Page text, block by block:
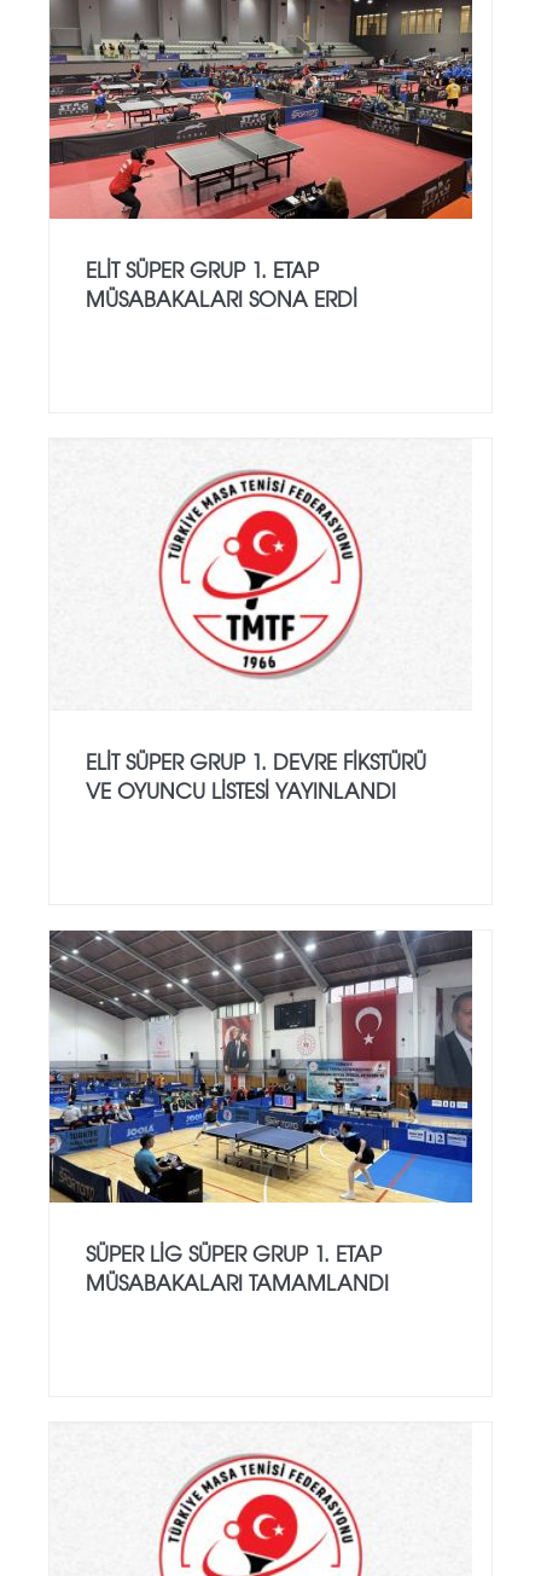
ELIT SÜPER GRUP 1. ETAP
MÜSABAKALARI SONA ERDI
ELIT SÜPER GRUP 1. DEVRE FIKSTÜRÜ
VE OYUNCU LISTESI YAYINLANDI
SÜPER LIG SÜPER GRUP 1. ETAP
MÜSABAKALARI TAMAMLANDI